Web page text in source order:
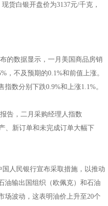
货白银开盘价为3137元/千克，
数据显示，一月美国商品房销
，不及预期的0.1%和前值上涨。
数分别下跌0.9%和上涨1.1%。
，二月采购经理人指数
、新订单和未完成订单大幅下
民银行宣布采取措施，以推动
油输出国组织（欧佩克）和石油
场波动，这表明油价上升至20个